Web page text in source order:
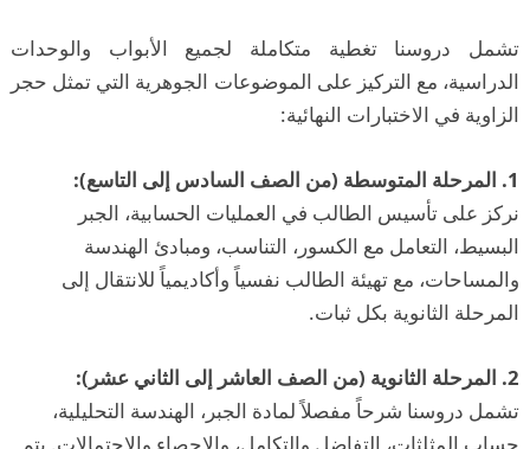
تشمل دروسنا تغطية متكاملة لجميع الأبواب والوحدات
الدراسية، مع التركيز على الموضوعات الجوهرية التي تمثل حجر
الزاوية في الاختبارات النهائية:
1. المرحلة المتوسطة (من الصف السادس إلى التاسع):
نركز على تأسيس الطالب في العمليات الحسابية، الجبر
البسيط، التعامل مع الكسور، التناسب، ومبادئ الهندسة
والمساحات، مع تهيئة الطالب نفسياً وأكاديمياً للانتقال إلى
المرحلة الثانوية بكل ثبات.
2. المرحلة الثانوية (من الصف العاشر إلى الثاني عشر):
تشمل دروسنا شرحاً مفصلاً لمادة الجبر، الهندسة التحليلية،
حساب المثلثات، التفاضل والتكامل، والإحصاء والاحتمالات. يتم